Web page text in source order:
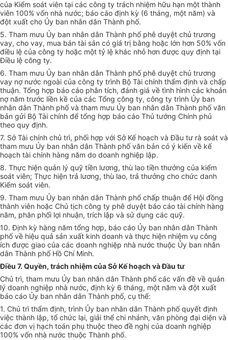
của Kiểm soát viên tại các công ty trách nhiệm hữu hạn một thành
viên 100% vốn nhà nước; báo cáo định kỳ (6 tháng, một năm) và
đột xuất cho Ủy ban nhân dân Thành phố.
5. Tham mưu Ủy ban nhân dân Thành phố phê duyệt chủ trương
vay, cho vay, mua bán tài sản có giá trị bằng hoặc lớn hơn 50% vốn
điều lệ của công ty hoặc một tỷ lệ khác nhỏ hơn được quy định tại
Điều lệ công ty.
6. Tham mưu Ủy ban nhân dân Thành phố phê duyệt chủ trương
vay nợ nước ngoài của công ty trình Bộ Tài chính thẩm định và chấp
thuận. Tổng hợp báo cáo phân tích, đánh giá về tình hình các khoản
nợ năm trước liền kề của các Tổng công ty, công ty trình Ủy ban
nhân dân Thành phố và tham mưu Ủy ban nhân dân Thành phố văn
bản gửi Bộ Tài chính để tổng hợp báo cáo Thủ tướng Chính phủ
theo quy định.
7. Sở Tài chính chủ trì, phối hợp với Sở Kế hoạch và Đầu tư rà soát và
tham mưu Ủy ban nhân dân Thành phố văn bản có ý kiến về kế
hoạch tài chính hàng năm do doanh nghiệp lập.
8. Thực hiện quản lý quỹ tiền lương, thù lao tiền thưởng của kiểm
soát viên; Thực hiện trả lương, thù lao, trả thưởng cho chức danh
Kiểm soát viên.
9. Tham mưu Ủy ban nhân dân Thành phố chấp thuận để Hội đồng
thành viên hoặc Chủ tịch công ty phê duyệt báo cáo tài chính hàng
năm, phân phối lợi nhuận, trích lập và sử dụng các quỹ.
10. Định kỳ hàng năm tổng hợp, báo cáo Ủy ban nhân dân Thành
phố về hiệu quả sản xuất kinh doanh và thực hiện nhiệm vụ công
ích được giao của các doanh nghiệp nhà nước thuộc Ủy ban nhân
dân Thành phố Hồ Chí Minh.
Điều 7. Quyền, trách nhiệm của Sở Kế hoạch và Đầu tư
Chủ trì, tham mưu Ủy ban nhân dân Thành phố các vấn đề về quản
lý doanh nghiệp nhà nước, định kỳ 6 tháng, một năm và đột xuất
báo cáo Ủy ban nhân dân Thành phố, cụ thể:
1. Chủ trì thẩm định, trình Ủy ban nhân dân Thành phố quyết định
việc thành lập, tổ chức lại, giải thể chi nhánh, văn phòng đại diện và
các đơn vị hạch toán phụ thuộc theo đề nghị của doanh nghiệp
100% vốn nhà nước thuộc Thành phố.